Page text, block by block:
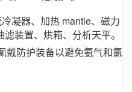
凝器、加热 mantle、磁力
装置、烘箱、分析天平。
戴防护装备以避免氨气和氯